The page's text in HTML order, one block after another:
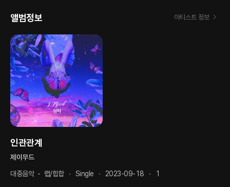
앨범정보 아티스트 정보
인관관계
제이무드
대중음악- 랩/힙합 Single 2023-09-18 1